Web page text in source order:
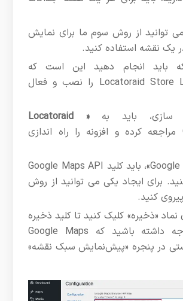
توانید از روش سوم ما برای نمایش
یک نقشه استفاده کنید.
باید انجام دهید این است که
افزونه Locatoraid Store Locator را نصب و فعال
سازی، باید بهLocatoraid »
مراجعه کرده و افزونه را راه اندازی
در برگه «Google Maps»، باید کلید Google Maps API
برای ایجاد یکی می توانید از روش
«ذخیره» کلیک کنید تا کلید ذخیره
شود. باید توجه داشته باشید که Google Maps
در پنجره «پیش‌نمایش سبک نقشه»